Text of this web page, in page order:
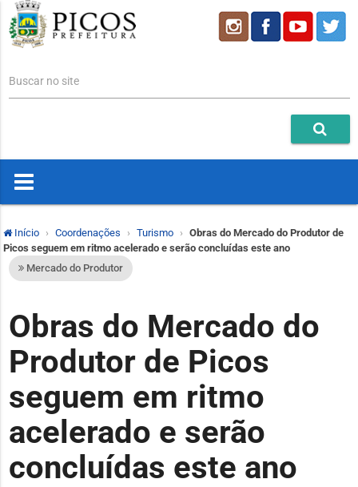
Buscar no site
Início Coordenações Turismo
Obras do Mercado do Produtor de
Picos seguem em ritmo acelerado e serão concluídas este ano
Mercado do Produtor
Obras do Mercado do
Produtor de Picos
seguem em ritmo
acelerado e serão
concluídas este ano